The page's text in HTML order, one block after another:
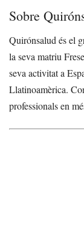
Sobre
Quirónsalud és el
la seva matriu
seva activitat a
Llatinoamèrica.
professionals en